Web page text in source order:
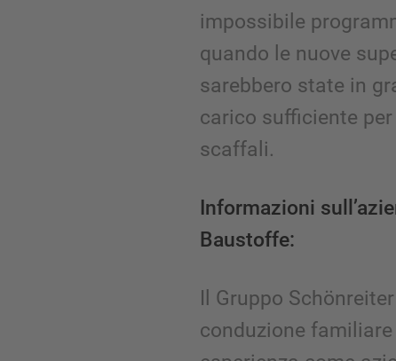
impossibile
quando le nuove
sarebbero state in
carico sufficiente
scaffali.
Informazioni
Baustoffe:
Il Gruppo
conduzione